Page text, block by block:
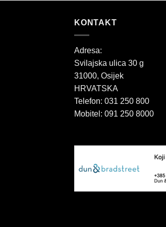
KONTAKT
Adresa:
Svilajska ulica 30 g
31000, Osijek
HRVATSKA
Telefon: 031 250 800
Mobitel: 091 250 8000